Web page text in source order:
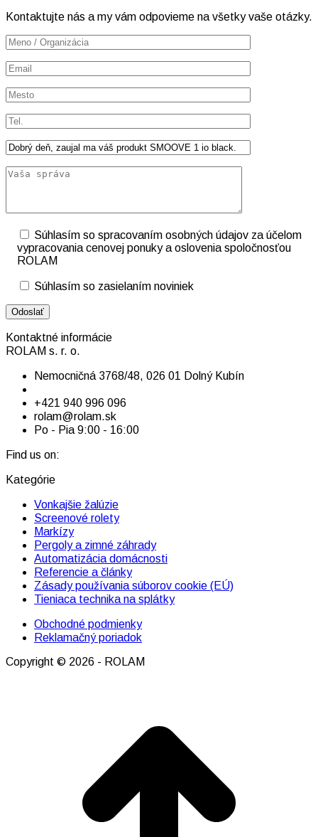
Kontaktujte nás a my vám odpovieme na všetky vaše otázky.
Súhlasím so spracovaním osobných údajov za účelom
vypracovania cenovej ponuky a oslovenia spoločnosťou
ROLAM
Súhlasím so zasielaním noviniek
Kontaktné informácie
ROLAM s. r. o.
Nemocničná 3768/48, 026 01 Dolný Kubín
+421 940 996 096
rolam@rolam.sk
Po - Pia 9:00 - 16:00
Find us on:
Facebook
opens
new
window
Linkedin
opens
new
window
Instagram
opens
new
window
Kategórie
Vonkajšie žalúzie
Screenové rolety
Markízy
Pergoly a zimné záhrady
Automatizácia domácnosti
Referencie a články
Zásady používania súborov cookie (EÚ)
Tieniaca technika na splátky
Obchodné podmienky
Reklamačný poriadok
Copyright © 2026 - ROLAM